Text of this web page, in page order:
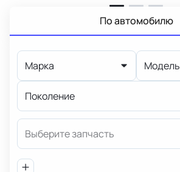
По автомобилю
Марка Модель
Поколение
Выберите запчасть